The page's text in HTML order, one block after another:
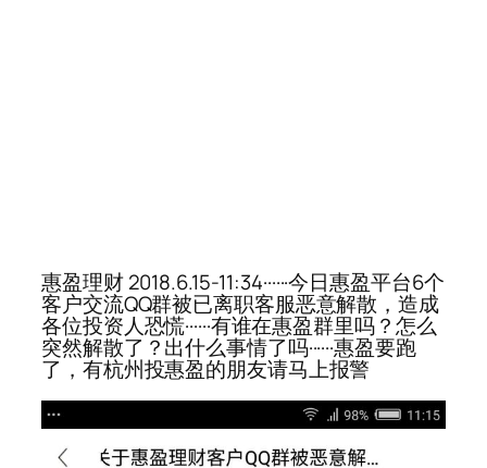
惠盈理财 2018.6.15-11:34······今日惠盈平台6个
客户交流QQ群被已离职客服恶意解散，造成
各位投资人恐慌······有谁在惠盈群里吗？怎么
突然解散了？出什么事情了吗······惠盈要跑
了，有杭州投惠盈的朋友请马上报警